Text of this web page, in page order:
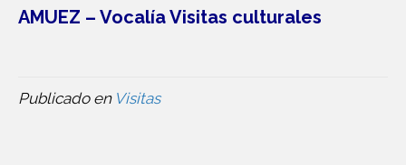
AMUEZ – Vocalía Visitas culturales
Publicado en Visitas